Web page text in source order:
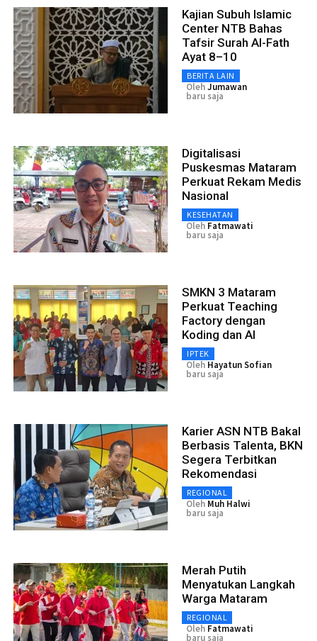
Kajian Subuh Islamic
Center NTB Bahas
Tafsir Surah Al-Fath
Ayat 8–10
BERITA LAIN
OlehJumawan
baru saja
Digitalisasi
Puskesmas Mataram
Perkuat Rekam Medis
Nasional
KESEHATAN
Oleh Fatmawati
baru saja
SMKN 3 Mataram
Perkuat Teaching
Factory dengan
Koding dan AI
IPTEK
Oleh Hayatun Sofian
baru saja
Karier ASN NTB Bakal
Berbasis Talenta, BKN
Segera Terbitkan
Rekomendasi
REGIONAL
Oleh Muh Halwi
baru saja
Merah Putih
Menyatukan Langkah
Warga Mataram
REGIONAL
Oleh Fatmawati
baru saja